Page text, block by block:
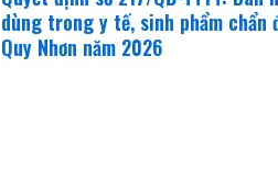
dùng trong y tế, sinh phẩm
Quy Nhơn năm 2026